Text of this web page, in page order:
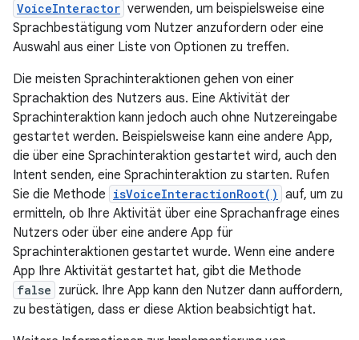
VoiceInteractor verwenden, um beispielsweise eine
Sprachbestätigung vom Nutzer anzufordern oder eine
Auswahl aus einer Liste von Optionen zu treffen.
Die meisten Sprachinteraktionen gehen von einer
Sprachaktion des Nutzers aus. Eine Aktivität der
Sprachinteraktion kann jedoch auch ohne Nutzereingabe
gestartet werden. Beispielsweise kann eine andere App,
die über eine Sprachinteraktion gestartet wird, auch den
Intent senden, eine Sprachinteraktion zu starten. Rufen
Sie die Methode isVoiceInteractionRoot() auf, um zu
ermitteln, ob Ihre Aktivität über eine Sprachanfrage eines
Nutzers oder über eine andere App für
Sprachinteraktionen gestartet wurde. Wenn eine andere
App Ihre Aktivität gestartet hat, gibt die Methode
false zurück. Ihre App kann den Nutzer dann auffordern,
zu bestätigen, dass er diese Aktion beabsichtigt hat.